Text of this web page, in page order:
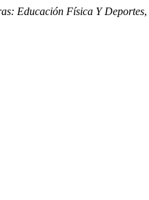
Educación Física Y Deportes,